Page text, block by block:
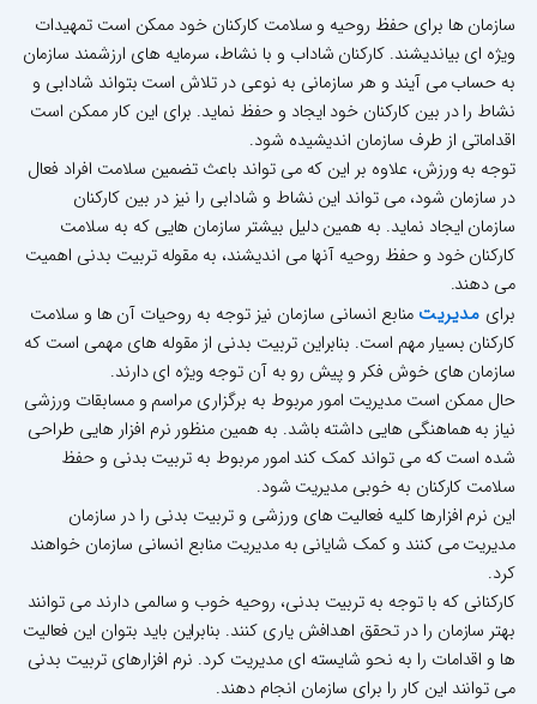
سازمان ها برای حفظ روحیه و سلامت کارکنان خود ممکن است تمهیدات
ویژه ای بیاندیشند. کارکنان شاداب و با نشاط، سرمایه های ارزشمند سازمان
به حساب می آیند و هر سازمانی به نوعی در تلاش است بتواند شادابی و
نشاط را در بین کارکنان خود ایجاد و حفظ نماید. برای این کار ممکن است
اقداماتی از طرف سازمان اندیشیده شود.
توجه به ورزش، علاوه بر این که می تواند باعث تضمین سلامت افراد فعال
در سازمان شود، می تواند این نشاط و شادابی را نیز در بین کارکنان
سازمان ایجاد نماید. به همین دلیل بیشتر سازمان هایی که به سلامت
کارکنان خود و حفظ روحیه آنها می اندیشند، به مقوله تربیت بدنی اهمیت
می دهند.
برای مدیریت منابع انسانی سازمان نیز توجه به روحیات آن ها و سلامت
کارکنان بسیار مهم است. بنابراین تربیت بدنی از مقوله های مهمی است که
سازمان های خوش فکر و پیش رو به آن توجه ویژه ای دارند.
حال ممکن است مدیریت امور مربوط به برگزاری مراسم و مسابقات ورزشی
نیاز به هماهنگی هایی داشته باشد. به همین منظور نرم افزار هایی طراحی
شده است که می تواند کمک کند امور مربوط به تربیت بدنی و حفظ
سلامت کارکنان به خوبی مدیریت شود.
این نرم افزارها کلیه فعالیت های ورزشی و تربیت بدنی را در سازمان
مدیریت می کنند و کمک شایانی به مدیریت منابع انسانی سازمان خواهند
کرد.
کارکنانی که با توجه به تربیت بدنی، روحیه خوب و سالمی دارند می توانند
بهتر سازمان را در تحقق اهدافش یاری کنند. بنابراین باید بتوان این فعالیت
ها و اقدامات را به نحو شایسته ای مدیریت کرد. نرم افزارهای تربیت بدنی
می توانند این کار را برای سازمان انجام دهند.